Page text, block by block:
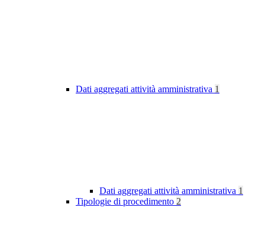
Dati aggregati attività amministrativa 1
Dati aggregati attività amministrativa 1
Tipologie di procedimento 2